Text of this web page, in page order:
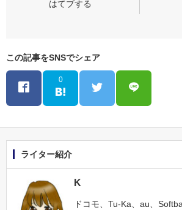
この記事をSNSでシェア
0
ライター紹介
K
ドコモ、Tu-Ka、au、